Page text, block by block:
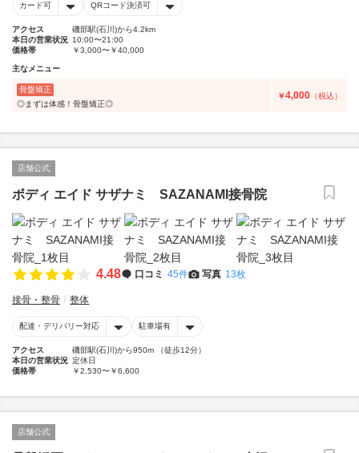
カード可 QRコード決済可
アクセス
磯部駅(石川)から4.2km
本日の営業状況 10:00〜21:00
価格帯
￥3,000〜￥40,000
主なメニュー
骨盤矯正
◎まずは体感！骨盤矯正◎
￥4,000 （税込）
店舗公式
ボディ エイド サザナミ SAZANAMI接骨院
4.48 口コミ 45件 写真 13枚
接骨・整骨 整体
配達・デリバリー対応 駐車場有
アクセス
磯部駅(石川)から950m （徒歩12分）
本日の営業状況 定休日
価格帯
￥2,530〜￥6,600
店舗公式